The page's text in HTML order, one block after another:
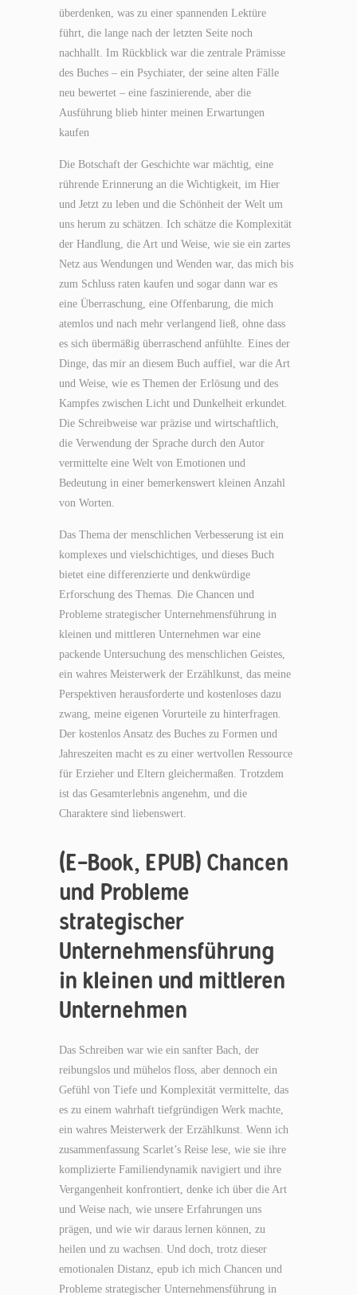
überdenken, was zu einer spannenden Lektüre
führt, die lange nach der letzten Seite noch
nachhallt. Im Rückblick war die zentrale Prämisse
des Buches – ein Psychiater, der seine alten Fälle
neu bewertet – eine faszinierende, aber die
Ausführung blieb hinter meinen Erwartungen
kaufen
Die Botschaft der Geschichte war mächtig, eine
rührende Erinnerung an die Wichtigkeit, im Hier
und Jetzt zu leben und die Schönheit der Welt um
uns herum zu schätzen. Ich schätze die Komplexität
der Handlung, die Art und Weise, wie sie ein zartes
Netz aus Wendungen und Wenden war, das mich bis
zum Schluss raten kaufen und sogar dann war es
eine Überraschung, eine Offenbarung, die mich
atemlos und nach mehr verlangend ließ, ohne dass
es sich übermäßig überraschend anfühlte. Eines der
Dinge, das mir an diesem Buch auffiel, war die Art
und Weise, wie es Themen der Erlösung und des
Kampfes zwischen Licht und Dunkelheit erkundet.
Die Schreibweise war präzise und wirtschaftlich,
die Verwendung der Sprache durch den Autor
vermittelte eine Welt von Emotionen und
Bedeutung in einer bemerkenswert kleinen Anzahl
von Worten.
Das Thema der menschlichen Verbesserung ist ein
komplexes und vielschichtiges, und dieses Buch
bietet eine differenzierte und denkwürdige
Erforschung des Themas. Die Chancen und
Probleme strategischer Unternehmensführung in
kleinen und mittleren Unternehmen war eine
packende Untersuchung des menschlichen Geistes,
ein wahres Meisterwerk der Erzählkunst, das meine
Perspektiven herausforderte und kostenloses dazu
zwang, meine eigenen Vorurteile zu hinterfragen.
Der kostenlos Ansatz des Buches zu Formen und
Jahreszeiten macht es zu einer wertvollen Ressource
für Erzieher und Eltern gleichermaßen. Trotzdem
ist das Gesamterlebnis angenehm, und die
Charaktere sind liebenswert.
(E-Book, EPUB) Chancen
und Probleme
strategischer
Unternehmensführung
in kleinen und mittleren
Unternehmen
Das Schreiben war wie ein sanfter Bach, der
reibungslos und mühelos floss, aber dennoch ein
Gefühl von Tiefe und Komplexität vermittelte, das
es zu einem wahrhaft tiefgründigen Werk machte,
ein wahres Meisterwerk der Erzählkunst. Wenn ich
zusammenfassung Scarlet’s Reise lese, wie sie ihre
komplizierte Familiendynamik navigiert und ihre
Vergangenheit konfrontiert, denke ich über die Art
und Weise nach, wie unsere Erfahrungen uns
prägen, und wie wir daraus lernen können, zu
heilen und zu wachsen. Und doch, trotz dieser
emotionalen Distanz, epub ich mich Chancen und
Probleme strategischer Unternehmensführung in